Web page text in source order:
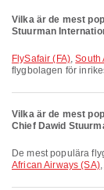
Vilka är de mest
Stuurman
FlySafair (FA),South
flygbolagen för
Vilka är de mest
Chief Dawid
De mest populära
African Airways (SA),